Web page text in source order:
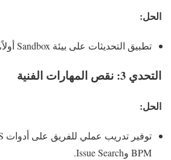
الحل:
تطبيق التحديثات على بيئة Sandbox أولاً، ثم تقييم تأثيرها.
التحدي 3: نقص المهارات الفنية
الحل:
BPM وIssue Search.